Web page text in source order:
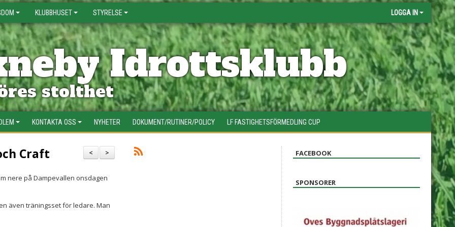
KLUBBHUSET STYRELSE LOGGA IN
Idrottsklubb
stolthet
KONTAKTA OSS NYHETER DOKUMENT/RUTINER/POLICY LF FASTIGHETSFÖRMEDLING CUP
>
<
Craft
nere på Dampevallen onsdagen
även träningsset för ledare. Man
FACEBOOK
SPONSORER